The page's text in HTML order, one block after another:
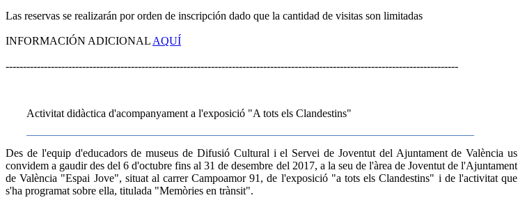
Las reservas se realizarán por orden de inscripción dado que la cantidad de visitas son limitadas
INFORMACIÓN ADICIONAL AQUÍ
----------------------------------------------------------------------------------------------------------------------------------
Activitat didàctica d'acompanyament a l'exposició "A tots els Clandestins"
Des de l'equip d'educadors de museus de Difusió Cultural i el Servei de Joventut del Ajuntament de València us
convidem a gaudir des del 6 d'octubre fins al 31 de desembre del 2017, a la seu de l'àrea de Joventut de l'Ajuntament
de València "Espai Jove", situat al carrer Campoamor 91, de l'exposició "a tots els Clandestins" i de l'activitat que
s'ha programat sobre ella, titulada "Memòries en trànsit".